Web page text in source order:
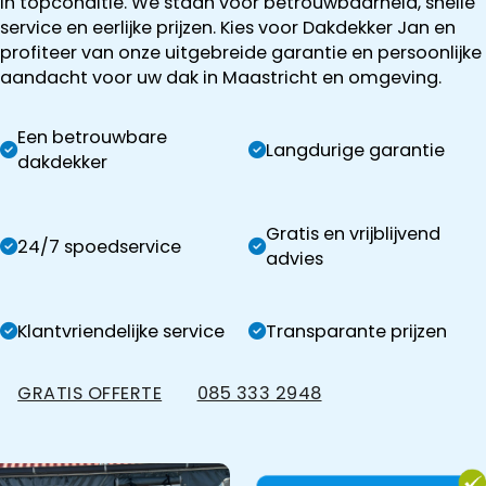
service en eerlijke prijzen. Kies voor Dakdekker Jan en
profiteer van onze uitgebreide garantie en persoonlijke
aandacht voor uw dak in Maastricht en omgeving.
Een betrouwbare
dakdekker
Langdurige garantie
24/7 spoedservice
Gratis en vrijblijvend
advies
Klantvriendelijke service Transparante prijzen
GRATIS OFFERTE 085 333 2948